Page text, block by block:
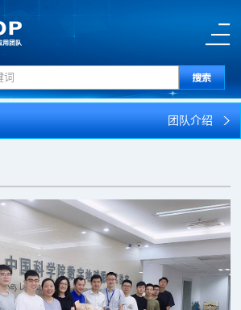
团队介绍